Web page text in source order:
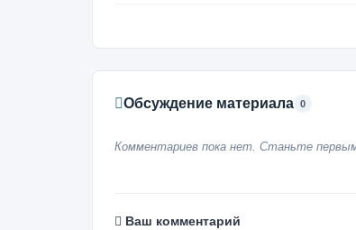
Обсуждение материала 0
Комментариев пока нет. Станьте
Ваш комментарий